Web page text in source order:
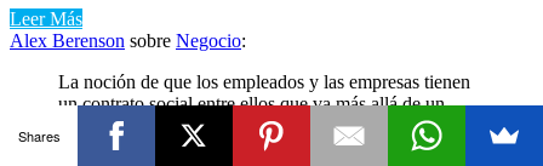
Leer Más
Alex Berenson sobre Negocio:
La noción de que los empleados y las empresas tienen
un contrato social entre ellos que va más allá de un
cheque de pago se ha desvanecido en gran medida en
los negocios estadounidenses.
Shares